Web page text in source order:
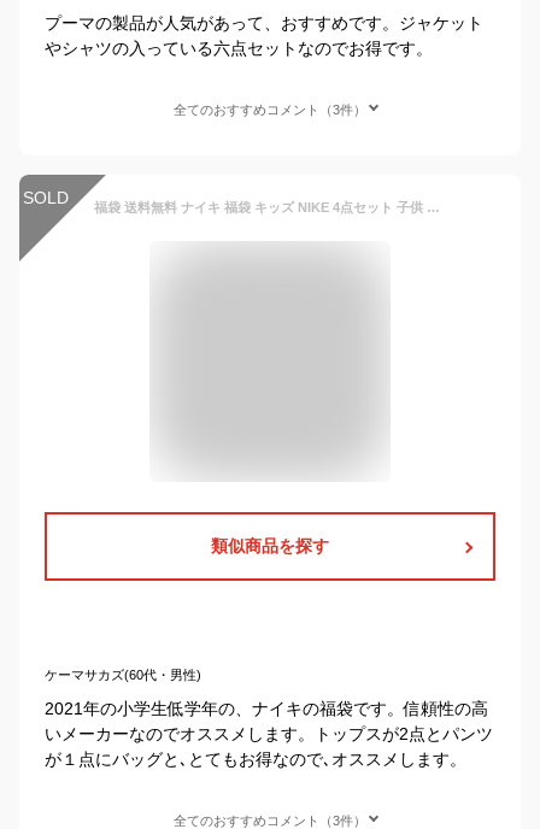
プーマの製品が人気があって、おすすめです。ジャケット
やシャツの入っている六点セットなのでお得です。
全てのおすすめコメント（3件）
SOLD 福袋 送料無料 ナイキ 福袋 キッズ NIKE 4点セット 子供 110cm 120cm 総額10230円が4990円 半袖 長袖 パンツ バッグ ジュニア 幼稚園児 小学生 低学年 Aセット
類似商品を探す
ケーマサカズ(60代・男性)
2021年の小学生低学年の、ナイキの福袋です。信頼性の高
いメーカーなのでオススメします。トップスが2点とパンツ
が１点にバッグと､とてもお得なので､オススメします。
全てのおすすめコメント（3件）